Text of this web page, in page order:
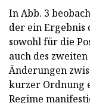
In Abb. 3
der ein Ergebnis
sowohl für die
auch des
Änderungen
kurzer Ordnung
Regime